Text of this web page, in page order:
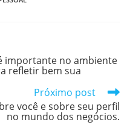
importante no ambiente
refletir bem sua
Próximo post
você e sobre seu perfil
no mundo dos negócios.